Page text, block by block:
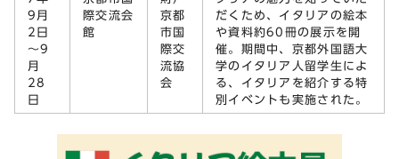
9月
2日
～9
月
28
日
際交流会
館
京都
市国
際交
流協
会
だくため、イタリアの絵本
や資料約60冊の展示を開
催。期間中、京都外国語大
学のイタリア人留学生によ
る、イタリアを紹介する特
別イベントも実施された。